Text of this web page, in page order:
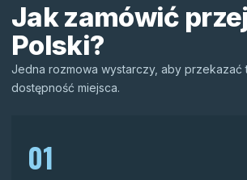
Jak zamówić
Polski?
Jedna rozmowa wystarczy, aby przekazać
dostępność miejsca.
01